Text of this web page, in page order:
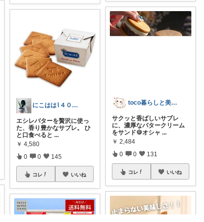
にこはは⌇４０代心地いい暮らし
エシレバターを贅沢に使っ
た、香り豊かなサブレ。 ひ
と口食べると ...
￥ 4,580
0 0 145
コレ いいね
toco暮らしと美容の厳選ROOM
サクッと香ばしいサブレ
に、濃厚なバタークリーム
をサンド🍪オシャ ...
￥ 2,484
0 0 131
コレ いいね